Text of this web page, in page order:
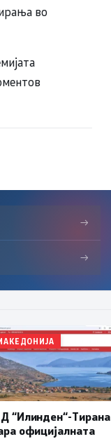
во
→
→
“Илинден“-Тирана
официјалната